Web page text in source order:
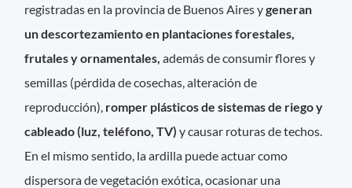
registradas en la provincia de Buenos Aires ygeneran
un descortezamiento en plantaciones forestales,
frutales y ornamentales,además de consumir flores y
semillas (pérdida de cosechas, alteración de
reproducción), romper plásticos de sistemas de riego y
cableado (luz, teléfono, TV)y causar roturas de techos.
En el mismo sentido, la ardilla puede actuar como
dispersora de vegetación exótica, ocasionar una